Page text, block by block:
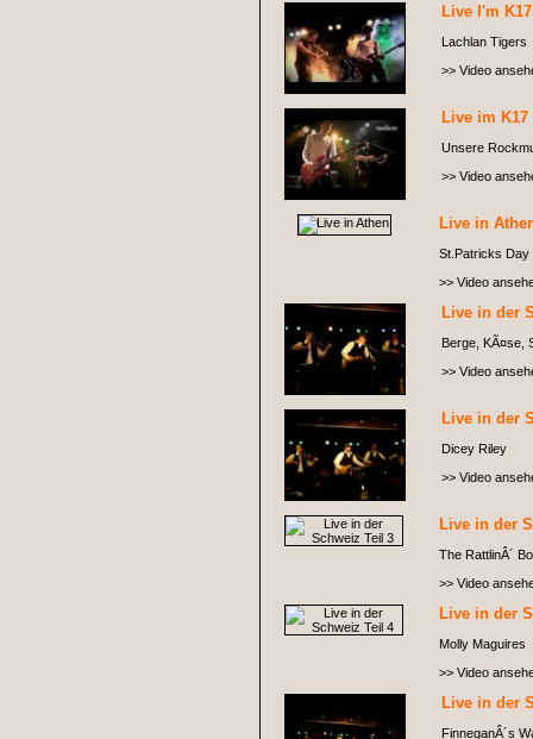
Live I'm K17
Lachlan Tigers
>> Video
Live im
Unsere
>> Video
Live in
St.Patricks Day
>> Video
Live in der
Berge, KÃ¤se,
>> Video
Live in der
Dicey Riley
>> Video
Live in der
The RattlinÂ´
>> Video
Live in der
Molly Maguires
>> Video
Live in der
FinneganÂ´s